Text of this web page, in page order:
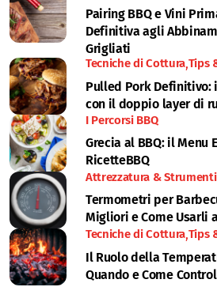
Pairing BBQ e Vini
Definitiva agli
Grigliati
Tecniche di Cottura Tips
Pulled Pork
con il doppio layer di
I Percorsi BBQ
Grecia al BBQ: il Menu
RicetteBBQ
Attrezzatura & Strumenti
Termometri per
Migliori e Come Usarli
Tecniche di Cottura Tips
Il Ruolo della
Quando e Come